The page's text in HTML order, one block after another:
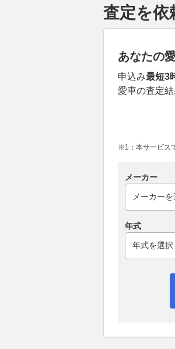
査定を依
あなたの
申込み最短3
愛車の査定
※1：本サービス
メーカー
年式